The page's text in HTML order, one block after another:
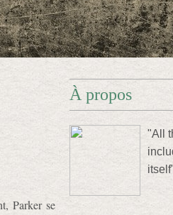
Parker se
À propos
"All